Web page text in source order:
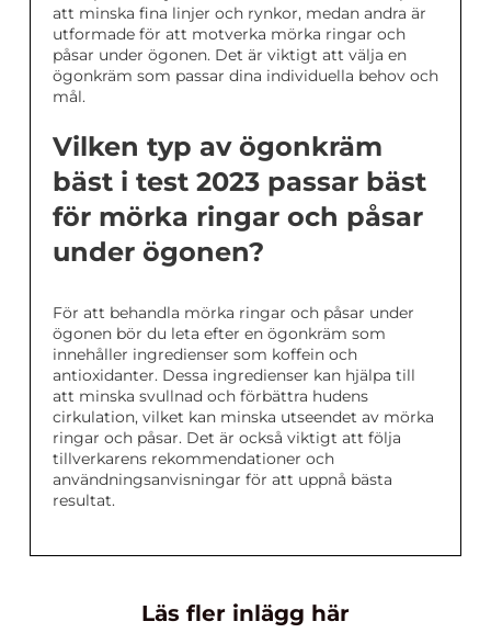
att minska fina linjer och rynkor, medan andra är
utformade för att motverka mörka ringar och
påsar under ögonen. Det är viktigt att välja en
ögonkräm som passar dina individuella behov och
mål.
Vilken typ av ögonkräm
bäst i test 2023 passar bäst
för mörka ringar och påsar
under ögonen?
För att behandla mörka ringar och påsar under
ögonen bör du leta efter en ögonkräm som
innehåller ingredienser som koffein och
antioxidanter. Dessa ingredienser kan hjälpa till
att minska svullnad och förbättra hudens
cirkulation, vilket kan minska utseendet av mörka
ringar och påsar. Det är också viktigt att följa
tillverkarens rekommendationer och
användningsanvisningar för att uppnå bästa
resultat.
Läs fler inlägg här